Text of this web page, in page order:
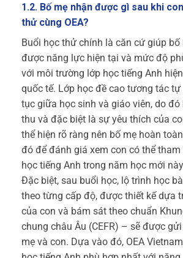
1.2. Bố mẹ nhận được gì sau khi
thử cùng OEA?
Buổi học thử chính là căn cứ giúp bố
được năng lực hiện tại và mức độ
với môi trường lớp học tiếng Anh
quốc tế. Lớp học đề cao tương tác tự
tục giữa học sinh và giáo viên, do đó
thu và đặc biệt là sự yêu thích của
thể hiện rõ ràng nên bố mẹ hoàn
đó để đánh giá xem con có thể
học tiếng Anh trong năm học mới
Đặc biệt, sau buổi học, lộ trình học
theo từng cấp độ, được thiết kế dựa
của con và bám sát theo chuẩn
chung châu Âu (CEFR) – sẽ được
mẹ và con. Dựa vào đó, OEA